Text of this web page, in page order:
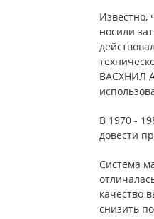
Известно,
носили
ВАСХНИЛ
В 1970 -
довести
Система
качество
снизить